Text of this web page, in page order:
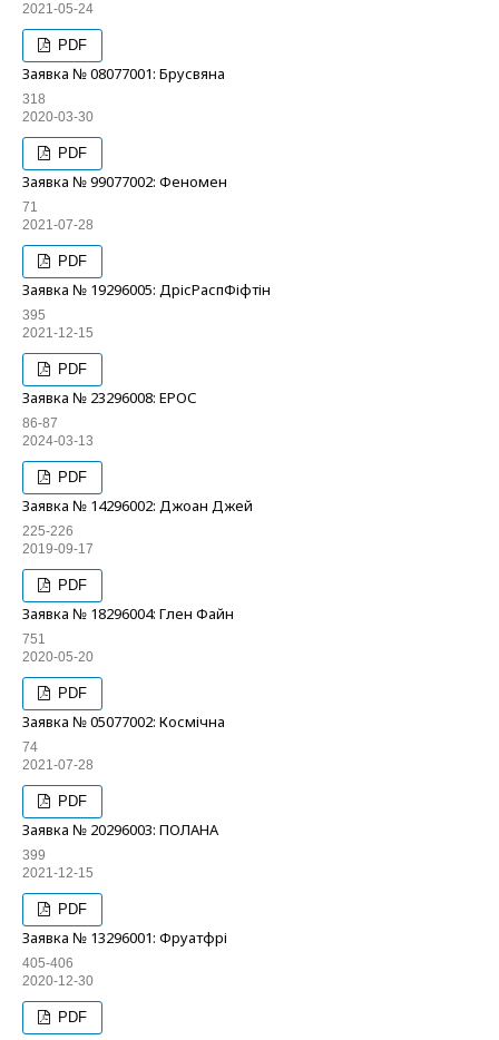
2021-05-24
PDF
Заявка № 08077001: Брусвяна
318
2020-03-30
PDF
Заявка № 99077002: Феномен
71
2021-07-28
PDF
Заявка № 19296005: ДрісРаспФіфтін
395
2021-12-15
PDF
Заявка № 23296008: ЕРОС
86-87
2024-03-13
PDF
Заявка № 14296002: Джоан Джей
225-226
2019-09-17
PDF
Заявка № 18296004: Глен Файн
751
2020-05-20
PDF
Заявка № 05077002: Космічна
74
2021-07-28
PDF
Заявка № 20296003: ПОЛАНА
399
2021-12-15
PDF
Заявка № 13296001: Фруатфрі
405-406
2020-12-30
PDF